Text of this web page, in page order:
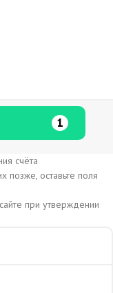
1
счёта
позже, оставьте поля
при утверждении